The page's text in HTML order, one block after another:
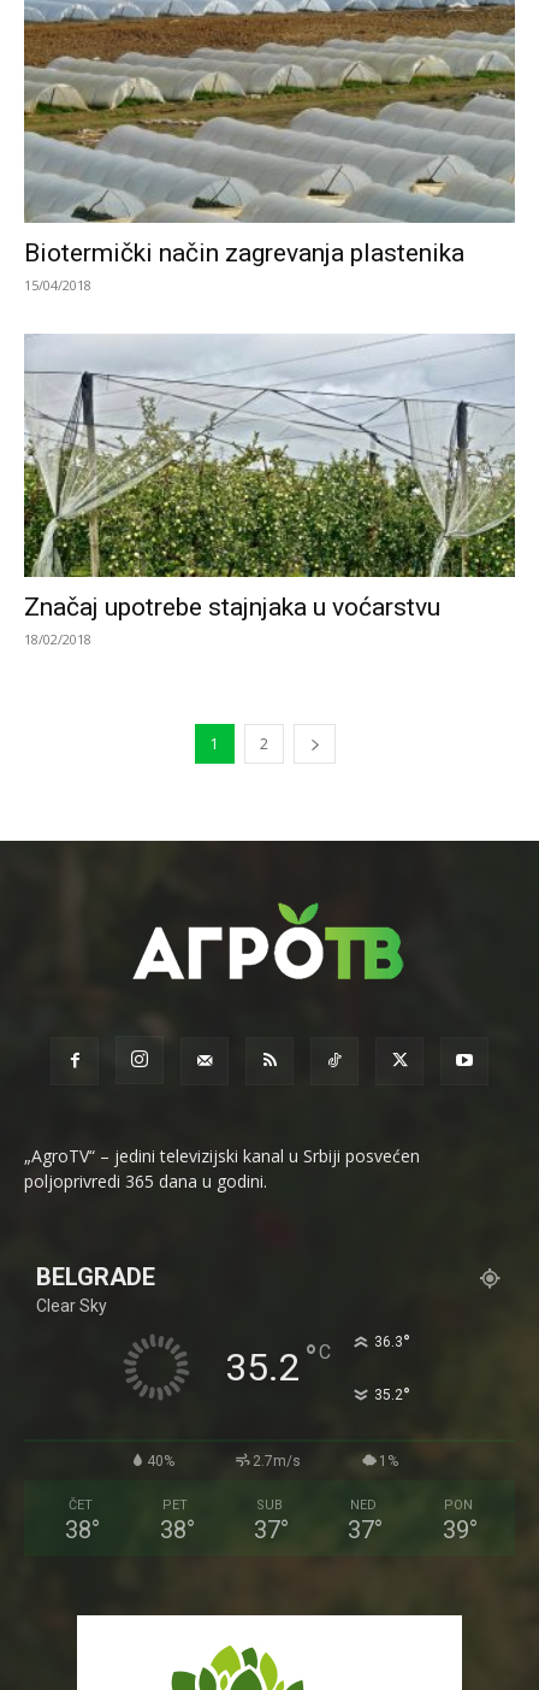
Biotermički način zagrevanja plastenika
15/04/2018
Značaj upotrebe stajnjaka u voćarstvu
18/02/2018
1 2
„AgroTV“ – jedini televizijski kanal u Srbiji posvećen
poljoprivredi 365 dana u godini.
BELGRADE
Clear Sky
35.2 °C 36.3°
35.2°
40% 2.7m/s 1%
ČET
38°
PET
38°
SUB
37°
NED
37°
PON
39°